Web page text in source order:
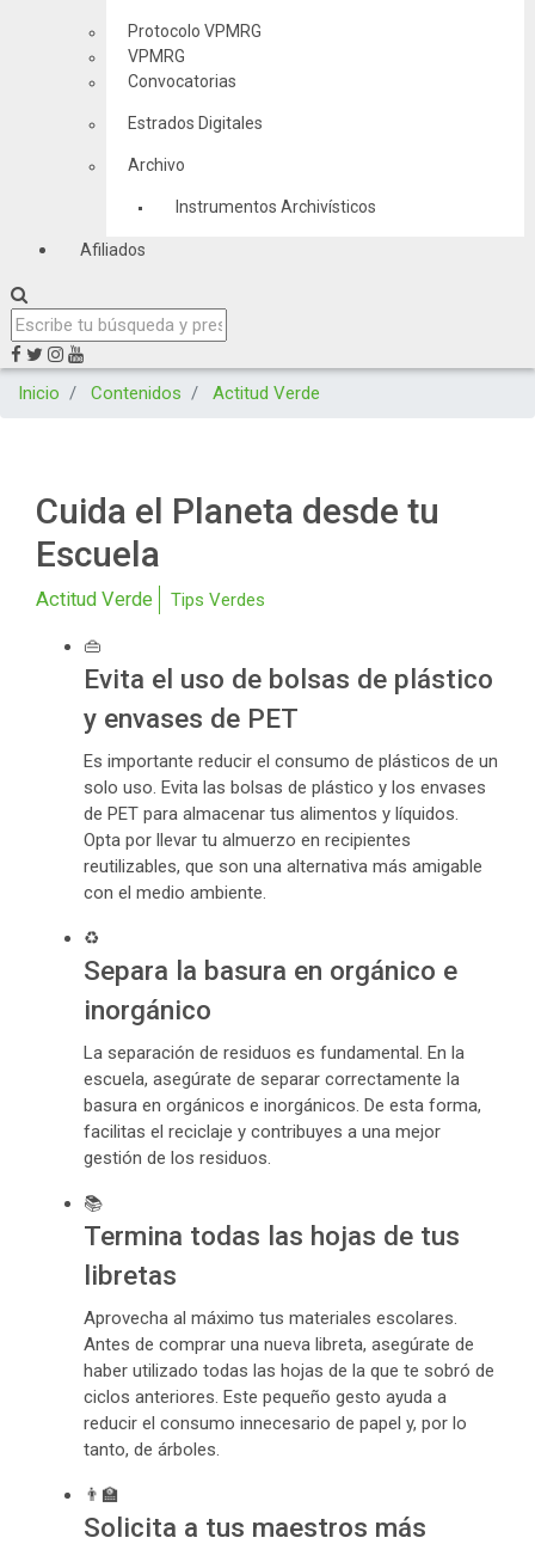
Protocolo VPMRG
VPMRG
Convocatorias
Estrados Digitales
Archivo
Instrumentos Archivísticos
Afiliados
Inicio Contenidos Actitud Verde
Cuida el Planeta desde tu
Escuela
Actitud Verde Tips Verdes
👜
Evita el uso de bolsas de plástico
y envases de PET
Es importante reducir el consumo de plásticos de un
solo uso. Evita las bolsas de plástico y los envases
de PET para almacenar tus alimentos y líquidos.
Opta por llevar tu almuerzo en recipientes
reutilizables, que son una alternativa más amigable
con el medio ambiente.
♻️
Separa la basura en orgánico e
inorgánico
La separación de residuos es fundamental. En la
escuela, asegúrate de separar correctamente la
basura en orgánicos e inorgánicos. De esta forma,
facilitas el reciclaje y contribuyes a una mejor
gestión de los residuos.
📚
Termina todas las hojas de tus
libretas
Aprovecha al máximo tus materiales escolares.
Antes de comprar una nueva libreta, asegúrate de
haber utilizado todas las hojas de la que te sobró de
ciclos anteriores. Este pequeño gesto ayuda a
reducir el consumo innecesario de papel y, por lo
tanto, de árboles.
👨‍🏫
Solicita a tus maestros más